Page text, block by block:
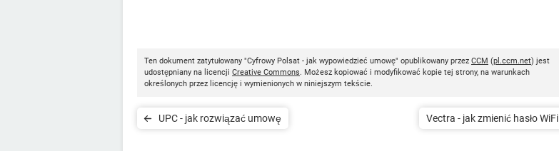
Ten dokument zatytułowany "Cyfrowy Polsat - jak wypowiedzieć umowę" opublikowany przez CCM (pl.ccm.net) jest
udostępniany na licencji Creative Commons. Możesz kopiować i modyfikować kopie tej strony, na warunkach
określonych przez licencję i wymienionych w niniejszym tekście.
UPC - jak rozwiązać umowę Vectra - jak zmienić hasło WiFi